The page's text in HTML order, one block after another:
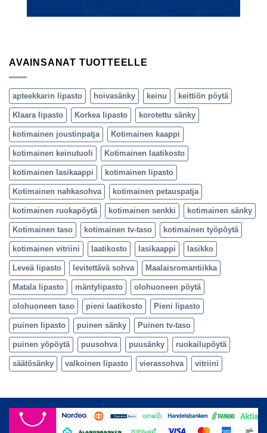
AVAINSANAT TUOTTEELLE
apteekkarin lipasto hoivasänky keinu keittiön pöytä
Klaara lipasto Korkea lipasto korotettu sänky
kotimainen joustinpatja Kotimainen kaappi
kotimainen keinutuoli Kotimainen laatikosto
kotimainen lasikaappi kotimainen lipasto
Kotimainen nahkasohva kotimainen petauspatja
kotimainen ruokapöytä kotimainen senkki kotimainen sänky
Kotimainen taso kotimainen tv-taso kotimainen työpöytä
kotimainen vitriini laatikosto lasikaappi lasikko
Leveä lipasto levitettävä sohva Maalaisromantiikka
Matala lipasto mäntylipasto olohuoneen pöytä
olohuoneen taso pieni laatikosto Pieni lipasto
puinen lipasto puinen sänky Puinen tv-taso
puinen yöpöytä puusohva puusänky ruokailupöytä
säätösänky valkoinen lipasto vierassohva vitriini